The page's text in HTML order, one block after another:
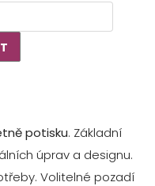
potisku. Základní
úprav a designu.
Volitelné pozadí